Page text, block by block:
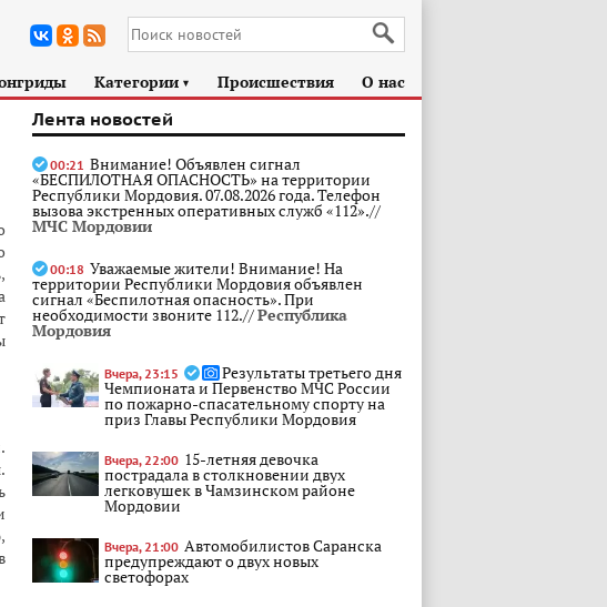
Категории ► Происшествия О нас
Лента новостей
00:21 Внимание! Объявлен сигнал
«БЕСПИЛОТНАЯ ОПАСНОСТЬ» на территории
Республики Мордовия. 07.08.2026 года. Телефон
вызова экстренных оперативных служб «112».//
МЧС Мордовии
00:18 Уважаемые жители! Внимание! На
территории Республики Мордовия объявлен
сигнал «Беспилотная опасность». При
необходимости звоните 112.//Республика
Мордовия
Вчера, 23:15 Результаты третьего дня
Чемпионата и Первенство МЧС России
по пожарно-спасательному спорту на
приз Главы Республики Мордовия
Вчера, 22:00 15-летняя девочка
пострадала в столкновении двух
легковушек в Чамзинском районе
Мордовии
Вчера, 21:00 Автомобилистов Саранска
предупреждают о двух новых
светофорах